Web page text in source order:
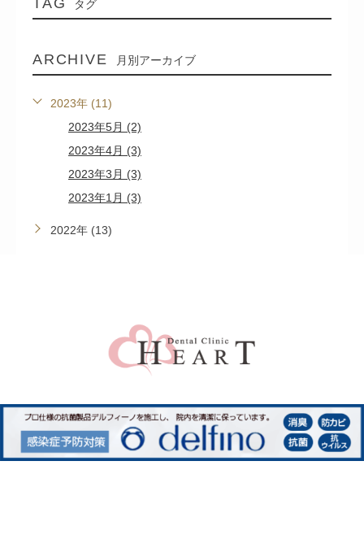
TAG タグ
ARCHIVE 月別アーカイブ
2023年 (11)
2023年5月 (2)
2023年4月 (3)
2023年3月 (3)
2023年1月 (3)
2022年 (13)